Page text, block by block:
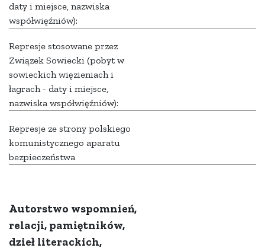
daty i miejsce, nazwiska
współwięźniów):
Represje stosowane przez
Związek Sowiecki (pobyt w
sowieckich więzieniach i
łagrach - daty i miejsce,
nazwiska współwięźniów):
Represje ze strony polskiego
komunistycznego aparatu
bezpieczeństwa
Autorstwo wspomnień,
relacji, pamiętników,
dzieł literackich,